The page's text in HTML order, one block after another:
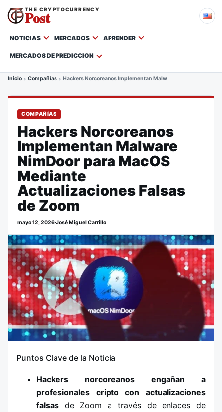
THE CRYPTOCURRENCY
Post
NOTICIAS MERCADOS APRENDER
MERCADOS DE PREDICCION
Inicio Compañías Hackers Norcoreanos Implementan Malware NimDoor para
COMPAÑÍAS
Hackers Norcoreanos
Implementan Malware
NimDoor para MacOS
Mediante
Actualizaciones Falsas
de Zoom
mayo 12, 2026·José Miguel Carrillo
Puntos Clave de la Noticia
Hackers norcoreanos engañan a
profesionales cripto con actualizaciones
falsas de Zoom a través de enlaces de